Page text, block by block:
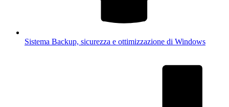
Sistema Backup, sicurezza e ottimizzazione di Windows